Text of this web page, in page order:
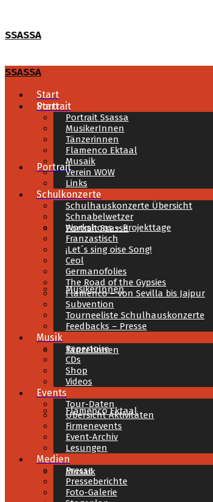
SSASSA
Start
Portrait
Portrait Ssassa
MusikerInnen
Tänzerinnen
Flamenco Ektaal
Musaik
SSASSA
Start
Portrait
Portrait Ssassa
MusikerInnen
Tänzerinnen
Flamenco Ektaal
Musaik
Verein WOW
Links
Schulkonzerte
Schulhauskonzerte Übersicht
Schnabelwetzer
Workshops – Projekttage
Franzastisch
¡Let´s sing oise Song!
Ceol
Germanofolies
The Road of the Gypsies
Flamenco – von Sevilla bis Jajpur
Subvention
Tourneeliste Schulhauskonzerte
Feedbacks – Presse
Musik
Repertoire
CDs
Shop
Videos
Events
Tour-Daten
Übersicht Aktivitäten
Firmenevents
Event-Archiv
Lesungen
Medien
Presse
Presseberichte
Foto-Galerie